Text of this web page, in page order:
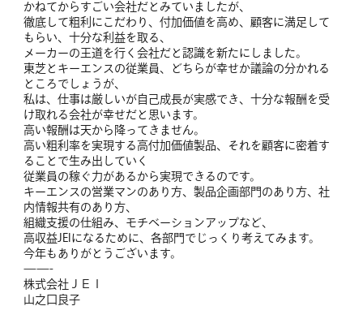
かねてからすごい会社だとみていましたが、
徹底して粗利にこだわり、付加価値を高め、顧客に満足して
もらい、十分な利益を取る、
メーカーの王道を行く会社だと認識を新たにしました。
東芝とキーエンスの従業員、どちらが幸せか議論の分かれる
ところでしょうが、
私は、仕事は厳しいが自己成長が実感でき、十分な報酬を受
け取れる会社が幸せだと思います。
高い報酬は天から降ってきません。
高い粗利率を実現する高付加価値製品、それを顧客に密着す
ることで生み出していく
従業員の稼ぐ力があるから実現できるのです。
キーエンスの営業マンのあり方、製品企画部門のあり方、社
内情報共有のあり方、
組織支援の仕組み、モチベーションアップなど、
高収益JEIになるために、各部門でじっくり考えてみます。
今年もありがとうございます。
——-
株式会社ＪＥＩ
山之口良子